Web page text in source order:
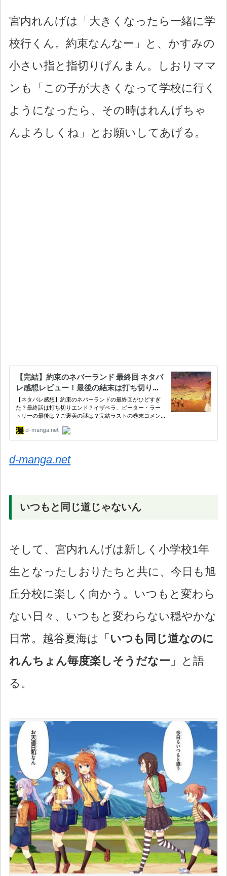
宮内れんげは「大きくなったら一緒に学
校行くん。約束なんなー」と、かすみの
小さい指と指切りげんまん。しおりママ
ンも「この子が大きくなって学校に行く
ようになったら、その時はれんげちゃ
んよろしくね」とお願いしてあげる。
d-manga.net
いつもと同じ道じゃないん
そして、宮内れんげは新しく小学校1年
生となったしおりたちと共に、今日も旭
丘分校に楽しく向かう。いつもと変わら
ない日々、いつもと変わらない穏やかな
日常。越谷夏海は「 いつも同じ道なのに
れんちょん毎度楽しそうだなー 」と語
る。